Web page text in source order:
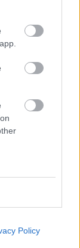
Policy
ενώ
στο ΕΣΥ
14,4%.
γνωρίζουν
για τα